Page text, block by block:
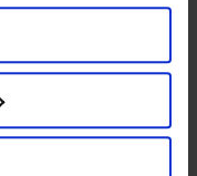
clicking “Do Not
in the footer of
device and each
retention terms
information see
业